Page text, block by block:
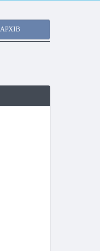
АРХІВ